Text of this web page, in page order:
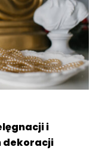
i
dekoracji